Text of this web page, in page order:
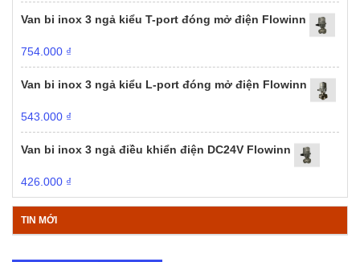
Van bi inox 3 ngả kiểu T-port đóng mở điện Flowinn
754.000 ₫
Van bi inox 3 ngả kiểu L-port đóng mở điện Flowinn
543.000 ₫
Van bi inox 3 ngả điều khiển điện DC24V Flowinn
426.000 ₫
TIN MỚI